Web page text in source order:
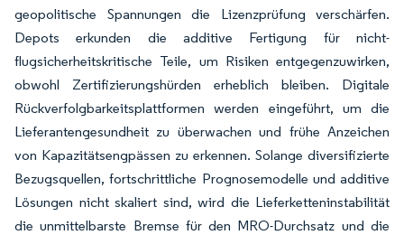
geopolitische Spannungen die Lizenzprüfung verschärfen.
Depots erkunden die additive Fertigung für nicht-
flugsicherheitskritische Teile, um Risiken entgegenzuwirken,
obwohl Zertifizierungshürden erheblich bleiben. Digitale
Rückverfolgbarkeitsplattformen werden eingeführt, um die
Lieferantengesundheit zu überwachen und frühe Anzeichen
von Kapazitätsengpässen zu erkennen. Solange diversifizierte
Bezugsquellen, fortschrittliche Prognosemodelle und additive
Lösungen nicht skaliert sind, wird die Lieferketteninstabilität
die unmittelbarste Bremse für den MRO-Durchsatz und die